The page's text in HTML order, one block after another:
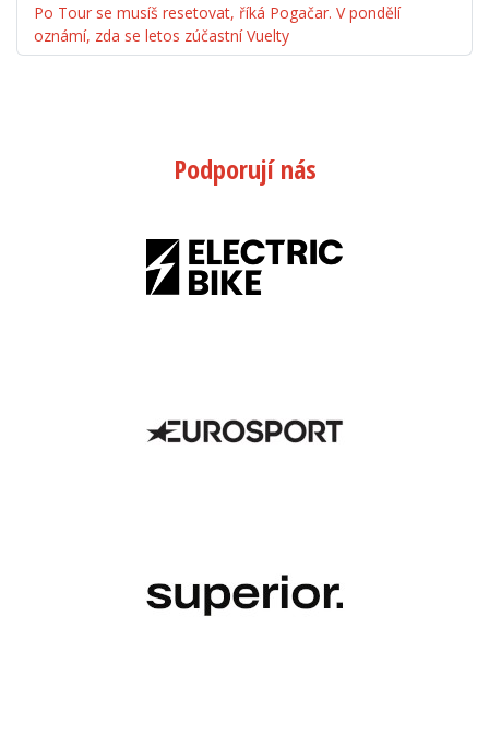
Po Tour se musíš resetovat, říká Pogačar. V pondělí
oznámí, zda se letos zúčastní Vuelty
Podporují nás